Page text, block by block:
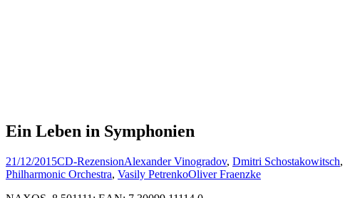
Ein Leben in Symphonien
21/12/2015CD-RezensionAlexander Vinogradov, Dmitri Schostakowitsch,
Philharmonic Orchestra, Vasily PetrenkoOliver Fraenzke